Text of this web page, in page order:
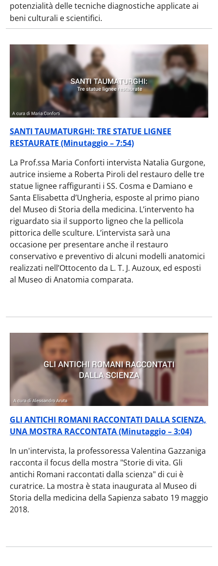
potenzialità delle tecniche diagnostiche applicate ai
beni culturali e scientifici.
SANTI TAUMATURGHI: TRE STATUE LIGNEE
RESTAURATE (Minutaggio – 7:54)
La Prof.ssa Maria Conforti intervista Natalia Gurgone,
autrice insieme a Roberta Piroli del restauro delle tre
statue lignee raffiguranti i SS. Cosma e Damiano e
Santa Elisabetta d’Ungheria, esposte al primo piano
del Museo di Storia della medicina. L’intervento ha
riguardato sia il supporto ligneo che la pellicola
pittorica delle sculture. L’intervista sarà una
occasione per presentare anche il restauro
conservativo e preventivo di alcuni modelli anatomici
realizzati nell’Ottocento da L. T. J. Auzoux, ed esposti
al Museo di Anatomia comparata.
GLI ANTICHI ROMANI RACCONTATI DALLA SCIENZA,
UNA MOSTRA RACCONTATA (Minutaggio – 3:04)
In un'intervista, la professoressa Valentina Gazzaniga
racconta il focus della mostra "Storie di vita. Gli
antichi Romani raccontati dalla scienza" di cui è
curatrice. La mostra è stata inaugurata al Museo di
Storia della medicina della Sapienza sabato 19 maggio
2018.